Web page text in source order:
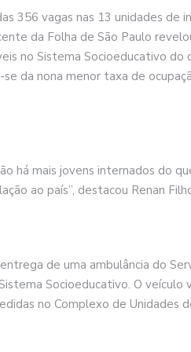
356 vagas nas 13 unidades de
da Folha de São Paulo
no Sistema Socioeducativo do
da nona menor taxa de
há mais jovens internados do
ao país”, destacou Renan
de uma ambulância do
Socioeducativo. O veículo
no Complexo de Unidades